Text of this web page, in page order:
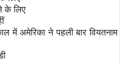
के लिए
में अमेरिका ने पहली बार वियतनाम